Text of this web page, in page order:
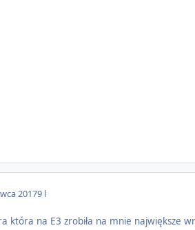
20179 l
która na E3 zrobiła na mnie największe